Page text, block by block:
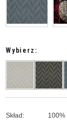
Wybierz:
Skład: 100%